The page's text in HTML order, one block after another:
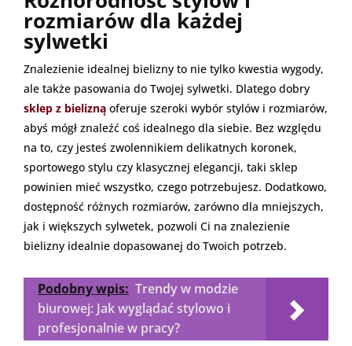
rozmiarów dla każdej
sylwetki
Znalezienie idealnej bielizny to nie tylko kwestia wygody,
ale także pasowania do Twojej sylwetki. Dlatego dobry
sklep z bielizną oferuje szeroki wybór stylów i rozmiarów,
abyś mógł znaleźć coś idealnego dla siebie. Bez względu
na to, czy jesteś zwolennikiem delikatnych koronek,
sportowego stylu czy klasycznej elegancji, taki sklep
powinien mieć wszystko, czego potrzebujesz. Dodatkowo,
dostępność różnych rozmiarów, zarówno dla mniejszych,
jak i większych sylwetek, pozwoli Ci na znalezienie
bielizny idealnie dopasowanej do Twoich potrzeb.
Podobny wpis: Trendy w modzie
biurowej: Jak wyglądać stylowo i
profesjonalnie w pracy?